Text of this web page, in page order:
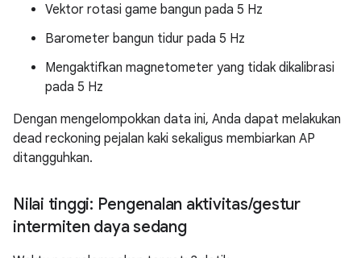
Vektor rotasi game bangun pada 5 Hz
Barometer bangun tidur pada 5 Hz
Mengaktifkan magnetometer yang tidak dikalibrasi
pada 5 Hz
Dengan mengelompokkan data ini, Anda dapat melakukan
dead reckoning pejalan kaki sekaligus membiarkan AP
ditangguhkan.
Nilai tinggi: Pengenalan aktivitas/gestur
intermiten daya sedang